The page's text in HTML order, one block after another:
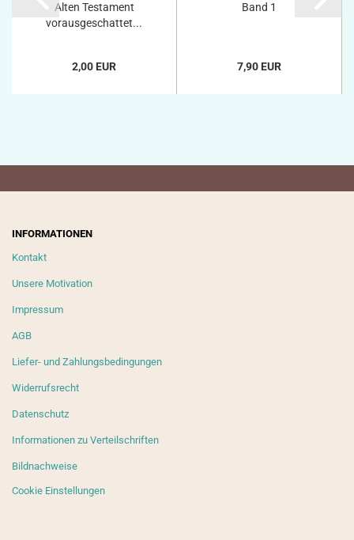
Alten Testament
vorausgeschattet...
2,00 EUR
Band 1
7,90 EUR
INFORMATIONEN
Kontakt
Unsere Motivation
Impressum
AGB
Liefer- und Zahlungsbedingungen
Widerrufsrecht
Datenschutz
Informationen zu Verteilschriften
Bildnachweise
Cookie Einstellungen